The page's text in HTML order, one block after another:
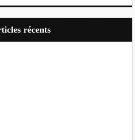
récents